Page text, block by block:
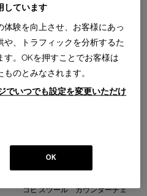
KAYAK＜一時販売中止＞
カヤック スタッキングチェア
Design : PATRICK NORGUET
コビ スツール カウンターチェ
しています
験を向上させ、お客様にあっ
、トラフィックを分析するた
。OKを押すことでお客様は
のとみなされます。
でいつでも設定を変更いただけ
OK